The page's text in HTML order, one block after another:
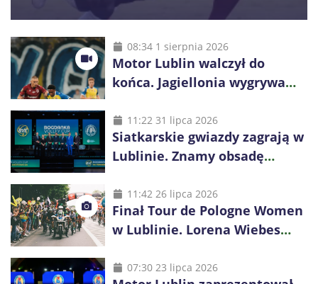
08:34 1 sierpnia 2026
Motor Lublin walczył do
końca. Jagiellonia wygrywa
11:22 31 lipca 2026
Siatkarskie gwiazdy zagrają w
Lublinie. Znamy obsadę
11:42 26 lipca 2026
Finał Tour de Pologne Women
w Lublinie. Lorena Wiebes
07:30 23 lipca 2026